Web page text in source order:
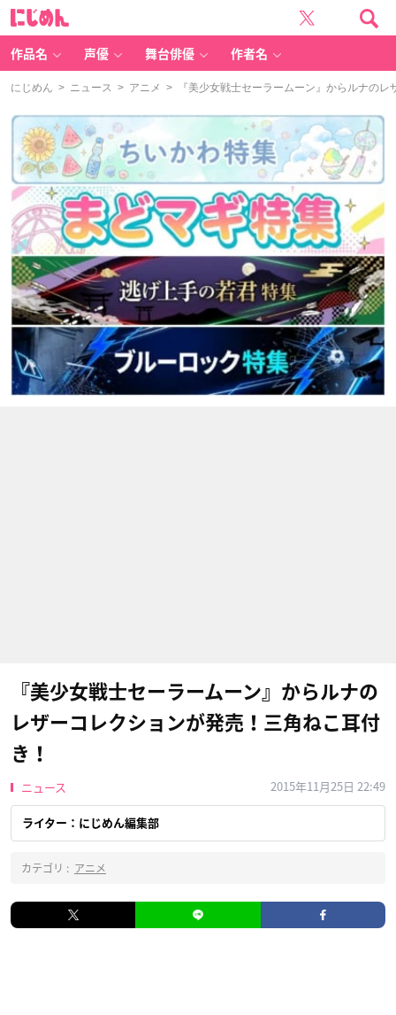
作品名 声優 舞台俳優 作者名
にじめん > ニュース > アニメ > 『美少女戦士セーラームーン』からルナのレ
『美少女戦士セーラームーン』からルナの
レザーコレクションが発売！三角ねこ耳付
き！
ニュース 2015年11月25日 22:49
ライター：にじめん編集部
カテゴリ : アニメ